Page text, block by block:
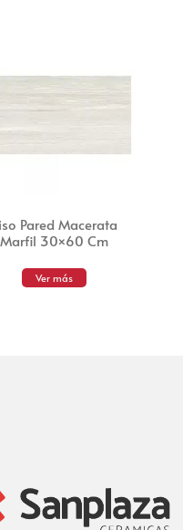
Pared Macerata
Marfil 30×60 Cm
Ver más